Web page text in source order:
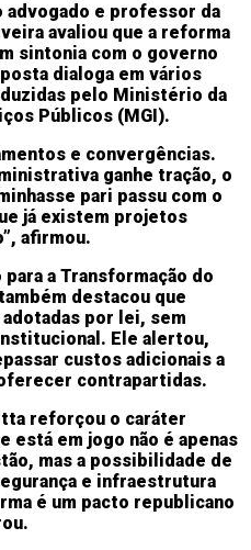
advogado e professor da
avaliou que a reforma
sintonia com o governo
dialoga em vários
pelo Ministério da
Públicos (MGI).
e convergências.
ganhe tração, o
pari passu com o
já existem projetos
afirmou.
a Transformação do
destacou que
por lei, sem
Ele alertou,
custos adicionais a
contrapartidas.
reforçou o caráter
está em jogo não é apenas
mas a possibilidade de
e infraestrutura
é um pacto republicano